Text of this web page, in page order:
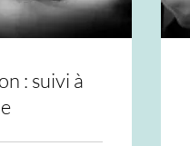
: suivi à